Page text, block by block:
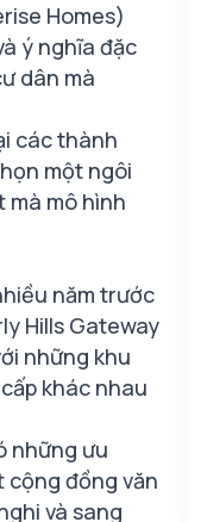
Homes)
ý nghĩa đặc
dân mà
các thành
một ngôi
mà mô hình
năm trước
Hills Gateway
những khu
khác nhau
những ưu
cộng đồng văn
và sang